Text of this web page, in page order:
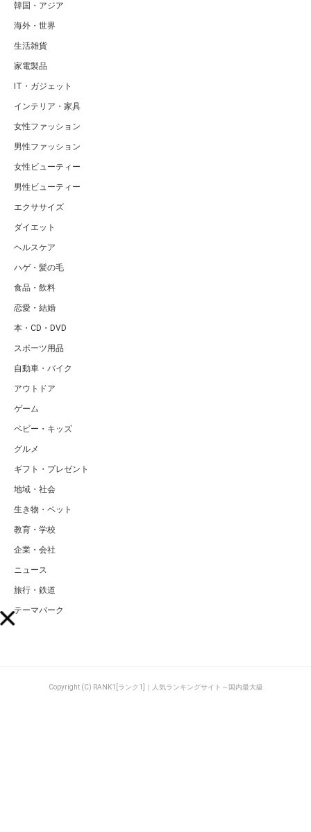
韓国・アジア
海外・世界
生活雑貨
家電製品
IT・ガジェット
インテリア・家具
女性ファッション
男性ファッション
女性ビューティー
男性ビューティー
エクササイズ
ダイエット
ヘルスケア
ハゲ・髪の毛
食品・飲料
恋愛・結婚
本・CD・DVD
スポーツ用品
自動車・バイク
アウトドア
ゲーム
ベビー・キッズ
グルメ
ギフト・プレゼント
地域・社会
生き物・ペット
教育・学校
企業・会社
ニュース
旅行・鉄道
テーマパーク
Copyright (C) RANK1[ランク1]｜人気ランキングサイト～国内最大級